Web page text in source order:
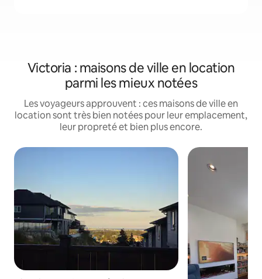
Victoria : maisons de ville en location
parmi les mieux notées
Les voyageurs approuvent : ces maisons de ville en
location sont très bien notées pour leur emplacement,
leur propreté et bien plus encore.